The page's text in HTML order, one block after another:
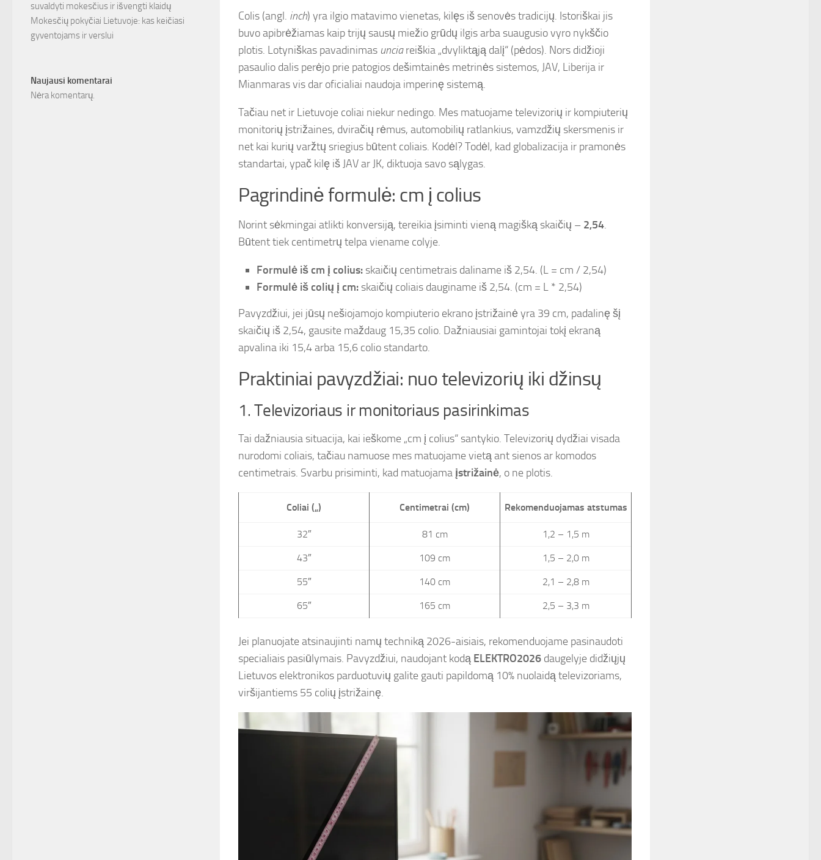
Colis (angl. inch) yra ilgio matavimo vienetas, kilęs iš senovės tradicijų. Istoriškai jis
buvo apibrėžiamas kaip trijų sausų miežio grūdų ilgis arba suaugusio vyro nykščio
plotis. Lotyniškas pavadinimas unciareiškia „dvyliktąją dalį“ (pėdos). Nors didžioji
pasaulio dalis perėjo prie patogios dešimtainės metrinės sistemos, JAV, Liberija ir
Mianmaras vis dar oficialiai naudoja imperinę sistemą.
Tačiau net ir Lietuvoje coliai niekur nedingo. Mes matuojame televizorių ir kompiuterių
monitorių įstrižaines, dviračių rėmus, automobilių ratlankius, vamzdžių skersmenis ir
net kai kurių varžtų sriegius būtent coliais. Kodėl? Todėl, kad globalizacija ir pramonės
standartai, ypač kilę iš JAV ar JK, diktuoja savo sąlygas.
Pagrindinė formulė: cm į colius
Norint sėkmingai atlikti konversiją, tereikia įsiminti vieną magišką skaičių – 2,54.
Būtent tiek centimetrų telpa viename colyje.
Formulė iš cm į colius: skaičių centimetrais daliname iš 2,54. (L = cm / 2,54)
Formulė iš colių į cm: skaičių coliais dauginame iš 2,54. (cm = L * 2,54)
Pavyzdžiui, jei jūsų nešiojamojo kompiuterio ekrano įstrižainė yra 39 cm, padalinę šį
skaičių iš 2,54, gausite maždaug 15,35 colio. Dažniausiai gamintojai tokį ekraną
apvalina iki 15,4 arba 15,6 colio standarto.
Praktiniai pavyzdžiai: nuo televizorių iki džinsų
1. Televizoriaus ir monitoriaus pasirinkimas
Tai dažniausia situacija, kai ieškome „cm į colius“ santykio. Televizorių dydžiai visada
nurodomi coliais, tačiau namuose mes matuojame vietą ant sienos ar komodos
centimetrais. Svarbu prisiminti, kad matuojama įstrižainė, o ne plotis.
Coliai („) Centimetrai (cm) Rekomenduojamas atstumas
32″ 81 cm 1,2 – 1,5 m
43″ 109 cm 1,5 – 2,0 m
55″ 140 cm 2,1 – 2,8 m
65″ 165 cm 2,5 – 3,3 m
Jei planuojate atsinaujinti namų techniką 2026-aisiais, rekomenduojame pasinaudoti
specialiais pasiūlymais. Pavyzdžiui, naudojant kodą ELEKTRO2026 daugelyje didžiųjų
Lietuvos elektronikos parduotuvių galite gauti papildomą 10% nuolaidą televizoriams,
viršijantiems 55 colių įstrižainę.
suvaldyti mokesčius ir išvengti klaidų
Mokesčių pokyčiai Lietuvoje: kas keičiasi
gyventojams ir verslui
Naujausi komentarai
Nėra komentarų.